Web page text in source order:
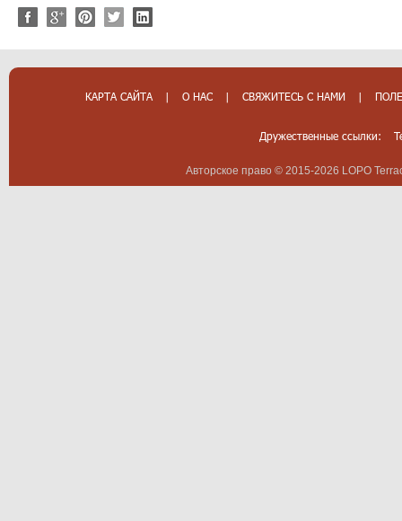
КАРТА САЙТА | О НАС | СВЯЖИТЕСЬ С НАМИ |
Дружественные ссылки:
Авторское право © 2015-2026 LOPO